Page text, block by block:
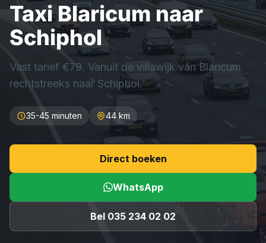
Taxi Blaricum naar
Schiphol
Vast tarief €79. Vanuit de villawijk van Blaricum
rechtstreeks naar Schiphol.
35-45 minuten 44 km
Direct boeken
WhatsApp
Bel 035 234 02 02